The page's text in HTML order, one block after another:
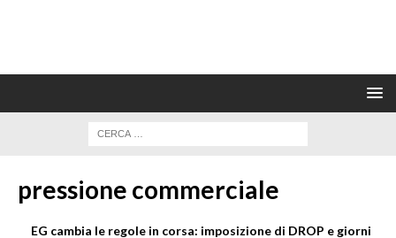
pressione commerciale
EG cambia le regole in corsa: imposizione di DROP e giorni